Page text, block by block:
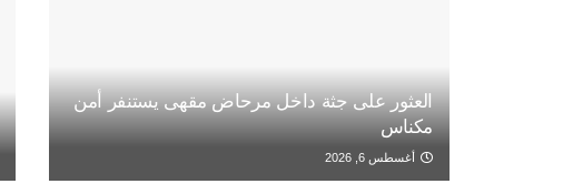
العثور على جثة داخل مرحاض مقهى يستنفر أمن
مكناس
أغسطس 6, 2026